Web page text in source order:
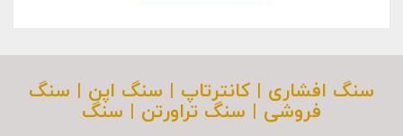
سنگ افشاری | کانترتاپ | سنگ اپن | سنگ
فروشی | سنگ تراورتن | سنگ